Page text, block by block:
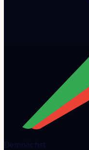
Demnächst